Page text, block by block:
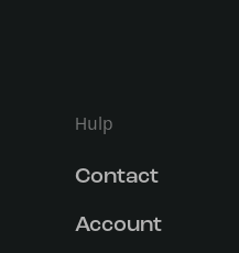
Hulp
Contact
Account